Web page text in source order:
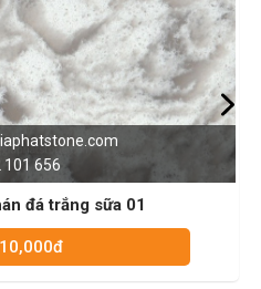
www.hoanggiaphatstone.com
0972 101 656
phật la hán đá trắng sữa